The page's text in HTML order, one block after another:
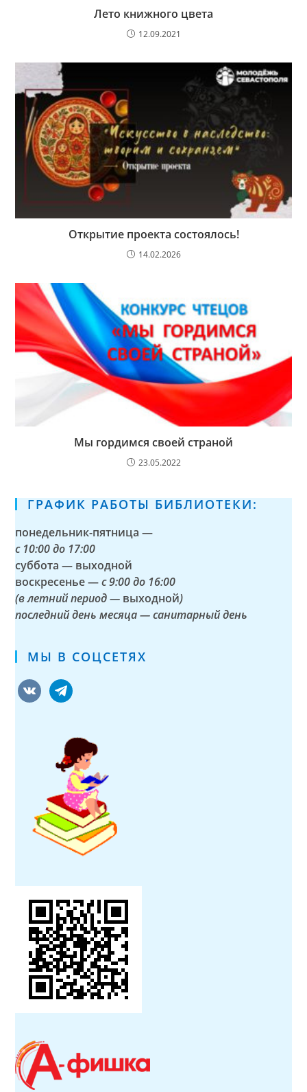
Лето книжного цвета
12.09.2021
Открытие проекта состоялось!
14.02.2026
Мы гордимся своей страной
23.05.2022
ГРАФИК РАБОТЫ БИБЛИОТЕКИ:
понедельник-пятница —
с 10:00 до 17:00
суббота — выходной
воскресенье —с 9:00 до 16:00
(в летний период — выходной)
последний день месяца — санитарный день
МЫ В СОЦСЕТЯХ
vkontaktetelegram